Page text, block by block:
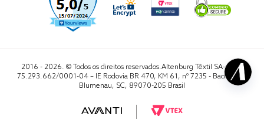
2016 - 2026. © Todos os direitos reservados.Altenburg Têxtil SA- CNPJ
75.293.662/0001-04 – IE Rodovia BR 470, KM 61, nº 7235 - Badenfurt,
Blumenau, SC, 89070-205 Brasil